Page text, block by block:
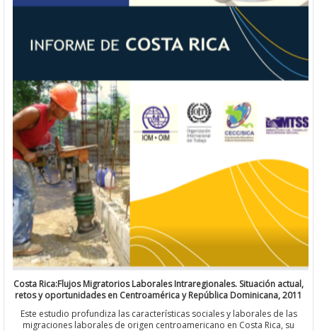
Costa Rica:Flujos Migratorios Laborales Intraregionales. Situación
retos y oportunidades en Centroamérica y República
Este estudio profundiza las características sociales y laborales
migraciones laborales de origen centroamericano en Costa